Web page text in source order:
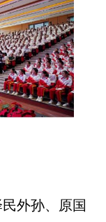
外孙、原国